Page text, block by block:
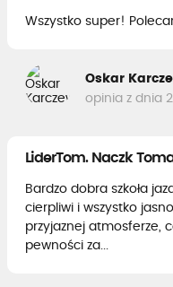
Wszystko super!
Oskar
opinia z dnia
LiderTom. Naczk
Bardzo dobra szkoła
cierpliwi i wszystko
przyjaznej atmosferze,
pewności za...